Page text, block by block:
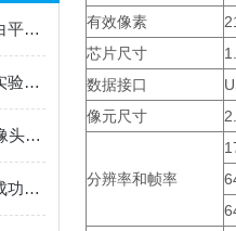
显微镜摄像头的增益调节与白平衡校准指南
显微镜相机的选型如何影响实验数据？
显微镜NE910+MHD2000摄像头应用于神经纤维系统研究观察
适配奥林巴斯显微镜的相机成功案例（明慧MHD2000）
有效像素
芯片尺寸
数据接口
像元尺寸
分辨率和帧率